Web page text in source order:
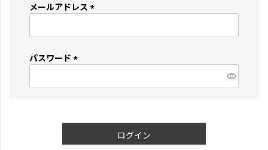
メールアドレス
必
パスワード
必
ログイン